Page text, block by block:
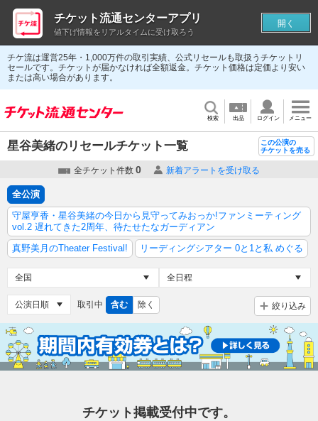
チケ流は運営25年・1,000万件の取引実績、公式リセールも取扱うチケットリ
セールです。チケットが届かなければ全額返金。チケット価格は定価より安い
または高い場合があります。
検索 出品 ログイン メニュー
星谷美緒のリセールチケット一覧
この公演の
チケットを売る
全チケット件数 0 新着アラートを受け取る
全公演
守屋亨香・星谷美緒の今日から見守ってみおっか!ファンミーティング
vol.2 遅れてきた2周年、待たせたなガーディアン
真野美月のTheater Festival!
リーディングシアター 0と1と私 めぐる
取引中 含む 除く 絞り込み
チケット掲載受付中です。
チケット流通センターアプリ
値下げ情報をリアルタイムに受け取ろう
開く